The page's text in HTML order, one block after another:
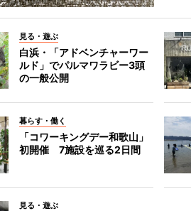
見る・遊ぶ
白浜・「アドベンチャーワー
ルド」でパルマワラビー3頭
の一般公開
暮らす・働く
「コワーキングデー和歌山」
初開催 7施設を巡る2日間
見る・遊ぶ